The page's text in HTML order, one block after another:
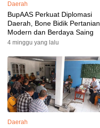
Daerah
BupAAS Perkuat Diplomasi
Daerah, Bone Bidik Pertanian
Modern dan Berdaya Saing
4 minggu yang lalu
Daerah